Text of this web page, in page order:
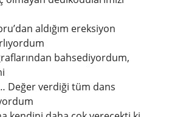
aldığım ereksiyon
bahsediyordum,
Değer verdiği tüm dans